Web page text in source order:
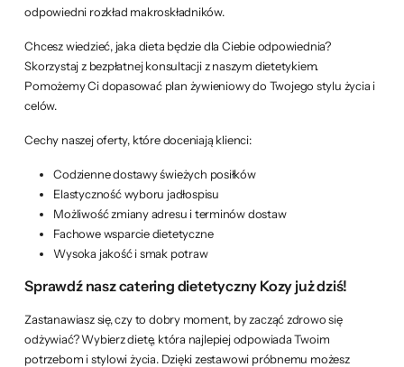
odpowiedni rozkład makroskładników.
Chcesz wiedzieć, jaka dieta będzie dla Ciebie odpowiednia?
Skorzystaj z bezpłatnej konsultacji z naszym dietetykiem.
Pomożemy Ci dopasować plan żywieniowy do Twojego stylu życia i
celów.
Cechy naszej oferty, które doceniają klienci:
Codzienne dostawy świeżych posiłków
Elastyczność wyboru jadłospisu
Możliwość zmiany adresu i terminów dostaw
Fachowe wsparcie dietetyczne
Wysoka jakość i smak potraw
Sprawdź nasz catering dietetyczny Kozy już dziś!
Zastanawiasz się, czy to dobry moment, by zacząć zdrowo się
odżywiać? Wybierz dietę, która najlepiej odpowiada Twoim
potrzebom i stylowi życia. Dzięki zestawowi próbnemu możesz